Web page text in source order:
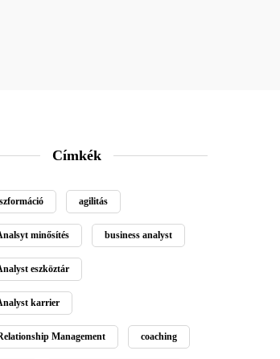
Címkék
agilitás
minősítés business analyst
eszköztár
karrier
Management coaching